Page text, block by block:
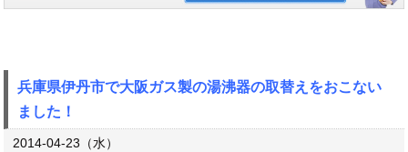
兵庫県伊丹市で大阪ガス製の湯沸器の取替えをおこない
ました！
2014-04-23（水）